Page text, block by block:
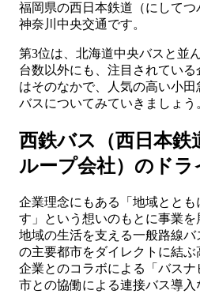
福岡県の西日本鉄道（にして
神奈川中央交通です。
第3位は、北海道中央バスと並
台数以外にも、注目されている
はそのなかで、人気の高い小
バスについてみていきましょう
西鉄バス（西日本鉄
ループ会社）のドラ
企業理念にもある「地域ととも
す」という想いのもとに事業を
地域の生活を支える一般路線
の主要都市をダイレクトに結
企業とのコラボによる「バス
市との協働による連接バス導